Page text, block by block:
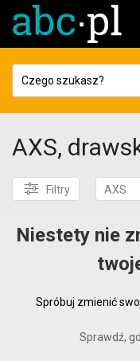
AXS,
Filtry AXS
Niestety nie
Spróbuj zmienić
Sprawdź,